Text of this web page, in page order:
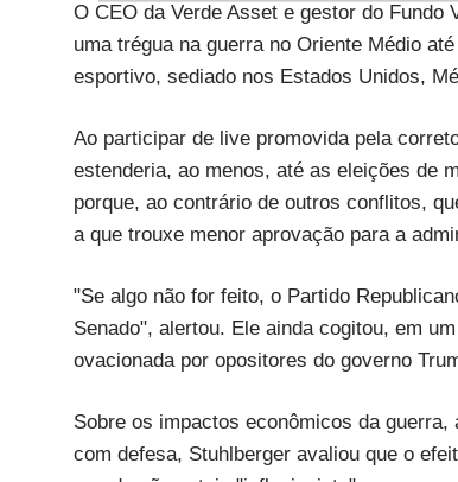
O CEO da Verde Asset e gestor do
uma trégua na guerra no Oriente Médio
esportivo, sediado nos Estados Unidos,
Ao participar de live promovida pela
estenderia, ao menos, até as eleições de
porque, ao contrário de outros conflitos,
a que trouxe menor aprovação para a
"Se algo não for feito, o Partido
Senado", alertou. Ele ainda cogitou, em
ovacionada por opositores do governo
Sobre os impactos econômicos da
com defesa, Stuhlberger avaliou que o